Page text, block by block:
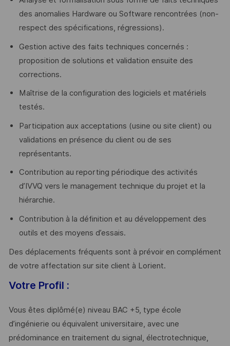
des anomalies Hardware ou Software rencontrées (non-
respect des spécifications, régressions).
Gestion active des faits techniques concernés :
proposition de solutions et validation ensuite des
corrections.
Maîtrise de la configuration des logiciels et matériels
testés.
Participation aux acceptations (usine ou site client) ou
validations en présence du client ou de ses
représentants.
Contribution au reporting périodique des activités
d’IVVQ vers le management technique du projet et la
hiérarchie.
Contribution à la définition et au développement des
outils et des moyens d’essais.
Des déplacements fréquents sont à prévoir en complément
de votre affectation sur site client à Lorient.
Votre Profil :
Vous êtes diplômé(e) niveau BAC +5, type école
d’ingénierie ou équivalent universitaire, avec une
prédominance en traitement du signal, électrotechnique,